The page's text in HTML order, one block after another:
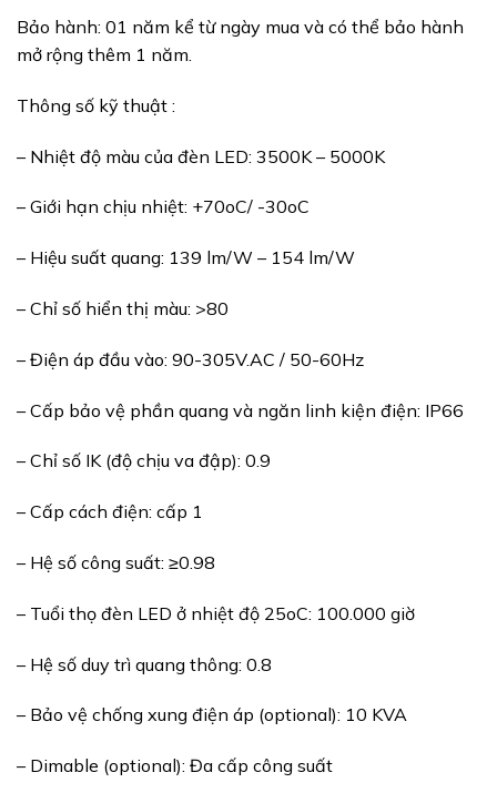
Bảo hành: 01 năm kể từ ngày mua và có thể bảo hành
mở rộng thêm 1 năm.
Thông số kỹ thuật :
– Nhiệt độ màu của đèn LED: 3500K – 5000K
– Giới hạn chịu nhiệt: +70oC/ -30oC
– Hiệu suất quang: 139 lm/W – 154 lm/W
– Chỉ số hiển thị màu: >80
– Điện áp đầu vào: 90-305V.AC / 50-60Hz
– Cấp bảo vệ phần quang và ngăn linh kiện điện: IP66
– Chỉ số IK (độ chịu va đập): 0.9
– Cấp cách điện: cấp 1
– Hệ số công suất: ≥0.98
– Tuổi thọ đèn LED ở nhiệt độ 25oC: 100.000 giờ
– Hệ số duy trì quang thông: 0.8
– Bảo vệ chống xung điện áp (optional): 10 KVA
– Dimable (optional): Đa cấp công suất